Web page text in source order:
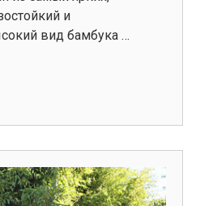
и
вид бамбука …